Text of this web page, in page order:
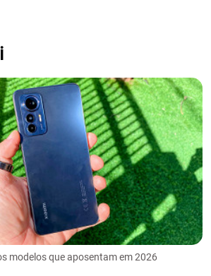
modelos que aposentam em 2026